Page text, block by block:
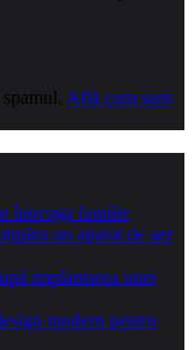
Află cum sunt
întreaga familie
un aparat de aer
implantarea unei
modern pentru